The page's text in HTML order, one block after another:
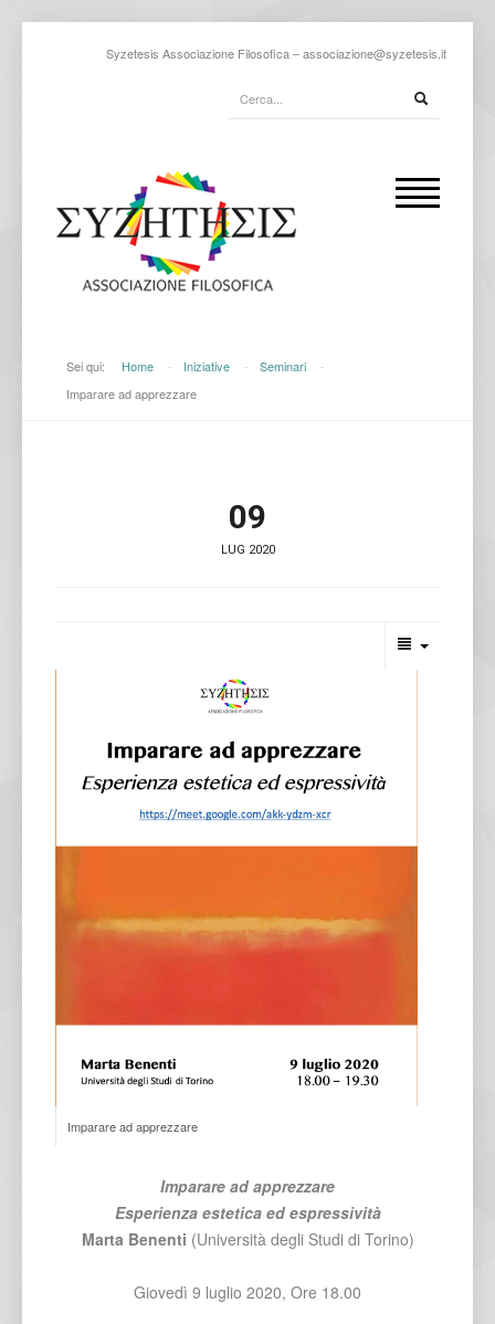
Syzetesis Associazione Filosofica –associazione@syzetesis.it
Sei qui: Home - Iniziative - Seminari
-
Imparare ad apprezzare
09
LUG 2020
Imparare ad apprezzare
Imparare ad apprezzare
Esperienza estetica ed espressività
Marta Benenti (Università degli Studi di Torino)
Giovedì 9 luglio 2020, Ore 18.00